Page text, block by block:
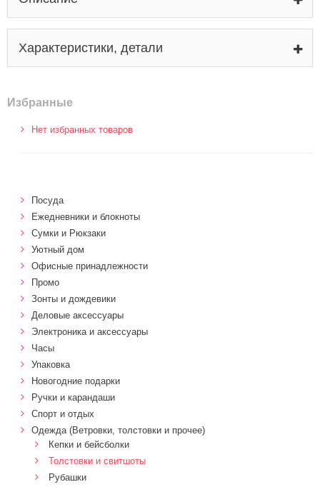
Характеристики, детали
Избранные
Нет избранных товаров
Посуда
Ежедневники и блокноты
Сумки и Рюкзаки
Уютный дом
Офисные принадлежности
Промо
Зонты и дождевики
Деловые аксессуары
Электроника и аксессуары
Часы
Упаковка
Новогодние подарки
Ручки и карандаши
Спорт и отдых
Одежда (Ветровки, толстовки и прочее)
Кепки и бейсболки
Толстовки и свитшоты
Рубашки